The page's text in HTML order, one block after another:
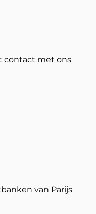
contact met ons
van Parijs